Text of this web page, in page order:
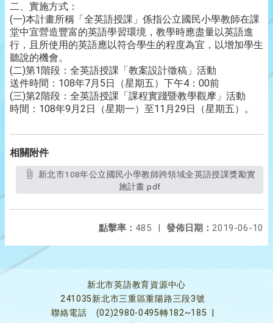
二、實施方式：
(一)本計畫所稱「全英語授課」係指公立國民小學教師在課
堂中宜營造豐富的英語學習環境，教學時應盡量以英語進
行，且所使用的英語應以符合學生的程度為宜，以增加學生
聽說的機會。
(二)第1階段：全英語授課「教案設計徵稿」活動
送件時間：108年7月5日（星期五）下午4：00前
(三)第2階段：全英語授課「課程實踐暨教學觀摩」活動
時間：108年9月2日（星期一）至11月29日（星期五）。
相關附件
施計畫.pdf
發佈日期： 2019-06-10
點擊率： 485 |
新北市英語教育資源中心
241035新北市三重區重陽路三段3號
聯絡電話
(02)2980-0495轉182~185